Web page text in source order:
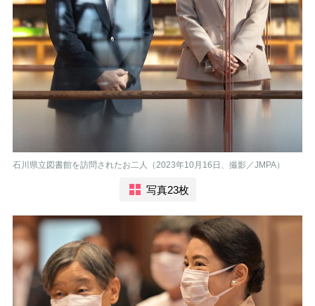
石川県立図書館を訪問されたお二人（2023年10月16日、撮影／JMPA）
写真23枚